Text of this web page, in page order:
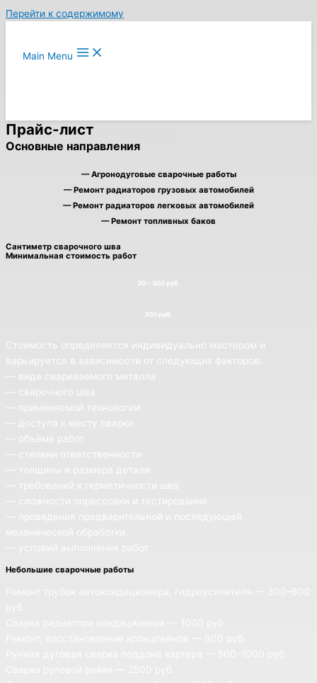
Перейти к содержимому
Main Menu
Прайс-лист
Основные направления
— Агронодуговые сварочные работы
— Ремонт радиаторов грузовых автомобилей
— Ремонт радиаторов легковых автомобилей
— Ремонт топливных баков
Сантиметр сварочного шва
Минимальная стоимость работ
30 – 300 руб.
300 руб.
Стоимость определяется индивидуально мастером и
варьируется в зависимости от следующих факторов:
— вида свариваемого металла
— сварочного шва
— применяемой технологии
— доступа к месту сварки
— объёма работ
— степени ответственности
— толщины и размера детали
— требований к герметичности шва
— сложности опрессовки и тестирования
Небольшие сварочные работы